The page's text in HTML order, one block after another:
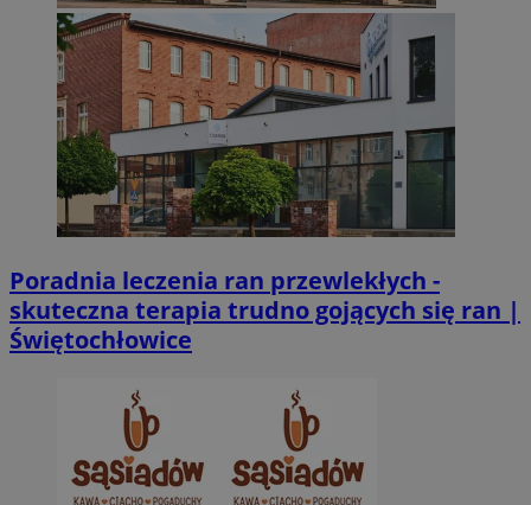
Poradnia leczenia ran przewlekłych -
skuteczna terapia trudno gojących się ran |
Świętochłowice